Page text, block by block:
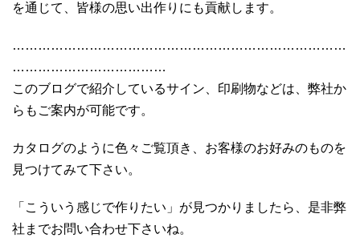
を通じて、皆様の思い出作りにも貢献します。
……………………………………………………………………
………………………………
このブログで紹介しているサイン、印刷物などは、弊社か
らもご案内が可能です。
カタログのように色々ご覧頂き、お客様のお好みのものを
見つけてみて下さい。
「こういう感じで作りたい」が見つかりましたら、是非弊
社までお問い合わせ下さいね。